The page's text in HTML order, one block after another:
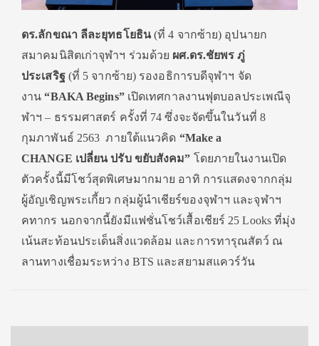
ดร.ลักขณา ลีละยุทธโยธิน(ที่4 จากซ้าย) อุปนายก
สมาคมนิสิตเก่าจุฬาฯ ร่วมด้วย ผศ.ดร.ชัยพร ภู่
ประเสริฐ (ที่ 5 จากซ้าย) รองอธิการบดีจุฬาฯ จัด
งาน“BAKA Begins” เปิดเทศกาลงานฟุตบอลประเพณีจุ
ฬาฯ– ธรรมศาสตร์ ครั้งที่ 74 ซึ่งจะจัดขึ้นในวันที่ 8
กุมภาพันธ์ 2563 ภายใต้แนวคิด “Make a
CHANGE เปลี่ยน ปรับ ขยับสังคม” โดยภายในงานเปิด
ตัวครั้งนี้มีโชว์สุดพิเศษมากมาย อาทิ การแสดงจากกลุ่ม
ผู้อัญเชิญพระเกี้ยว กลุ่มผู้นำเชียร์ของจุฬาฯ และจุฬาฯ
คทากร นอกจากนี้ยังมีแฟชั่นโชว์เสื้อเชียร์ 25Looksที่มุ่ง
เน้นสะท้อนประเด็นสิ่งแวดล้อม และการทารุณสัตว์ ณ
ลานทางเชื่อมระหว่าง BTS และสยามสแควร์วัน